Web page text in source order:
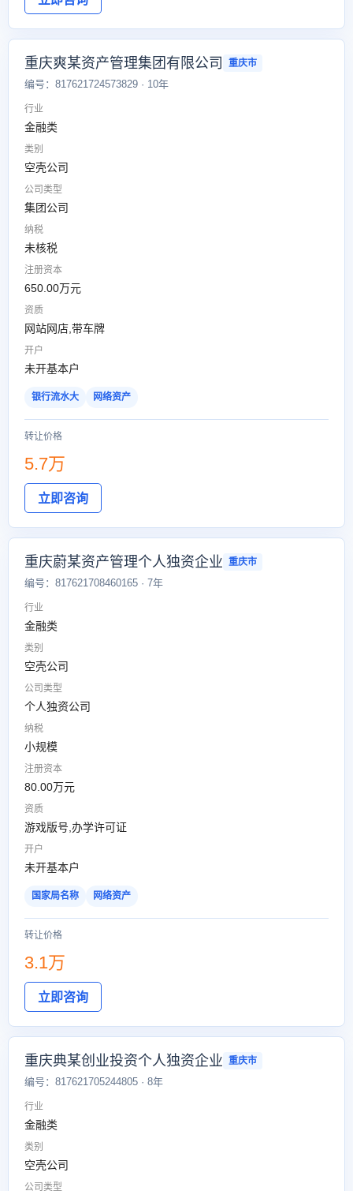
重庆爽某资产管理集团有限公司 重庆市
编号：817621724573829 · 10年
行业
金融类
类别
空壳公司
公司类型
集团公司
纳税
未核税
注册资本
650.00万元
资质
网站网店,带车牌
开户
未开基本户
银行流水大 网络资产
转让价格
5.7万
立即咨询
重庆蔚某资产管理个人独资企业 重庆市
编号：817621708460165 · 7年
行业
金融类
类别
空壳公司
公司类型
个人独资公司
纳税
小规模
注册资本
80.00万元
资质
游戏版号,办学许可证
开户
未开基本户
国家局名称 网络资产
转让价格
3.1万
立即咨询
重庆典某创业投资个人独资企业 重庆市
编号：817621705244805 · 8年
行业
金融类
类别
空壳公司
公司类型